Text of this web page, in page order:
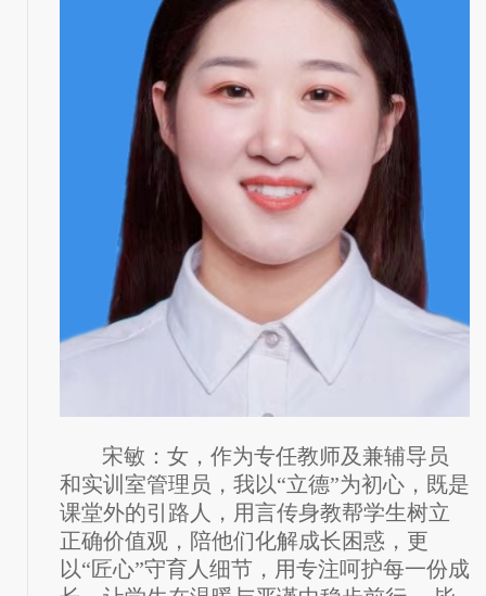
宋敏：女，作为专任教师及兼辅导员
和实训室管理员，我以“立德”为初心，既是
课堂外的引路人，用言传身教帮学生树立
正确价值观，陪他们化解成长困惑，更
以“匠心”守育人细节，用专注呵护每一份成